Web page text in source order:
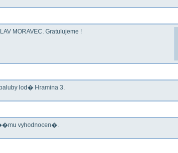
MORAVEC. Gratulujeme !
lod� Hramina 3.
vyhodnocen�.